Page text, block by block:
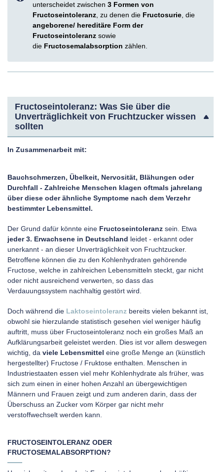
unterscheidet zwischen 3 Formen von
Fructoseintoleranz , zu denen die Fructosurie , die
angeborene/ hereditäre Form der
Fructoseintoleranz sowie
die Fructosemalabsorption zählen.
Fructoseintoleranz: Was Sie über die
Unverträglichkeit von Fruchtzucker wissen
sollten
In Zusammenarbeit mit:
Bauchschmerzen, Übelkeit, Nervosität, Blähungen oder
Durchfall - Zahlreiche Menschen klagen oftmals jahrelang
über diese oder ähnliche Symptome nach dem Verzehr
bestimmter Lebensmittel.
Der Grund dafür könnte eine Fructoseintoleranz sein. Etwa
jeder 3. Erwachsene in Deutschland leidet - erkannt oder
unerkannt - an dieser Unverträglichkeit von Fruchtzucker.
Betroffene können die zu den Kohlenhydraten gehörende
Fructose, welche in zahlreichen Lebensmitteln steckt, gar nicht
oder nicht ausreichend verwerten, so dass das
Verdauungssystem nachhaltig gestört wird.
Doch während die Laktoseintoleranz bereits vielen bekannt ist,
obwohl sie hierzulande statistisch gesehen viel weniger häufig
auftritt, muss über Fructoseintoleranz noch ein großes Maß an
Aufklärungsarbeit geleistet werden. Dies ist vor allem deswegen
wichtig, da viele Lebensmittel eine große Menge an (künstlich
hergestellter) Fructose / Fruktose enthalten. Menschen in
Industriestaaten essen viel mehr Kohlenhydrate als früher, was
sich zum einen in einer hohen Anzahl an übergewichtigen
Männern und Frauen zeigt und zum anderen darin, dass der
Überschuss an Zucker vom Körper gar nicht mehr
verstoffwechselt werden kann.
FRUCTOSEINTOLERANZ ODER
FRUCTOSEMALABSORPTION?